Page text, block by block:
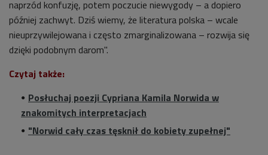
naprzód konfuzję, potem poczucie niewygody – a dopiero
później zachwyt. Dziś wiemy, że literatura polska – wcale
nieuprzywilejowana i często zmarginalizowana – rozwija się
dzięki podobnym darom".
Czytaj także:
Posłuchaj poezji Cypriana Kamila Norwida w
znakomitych interpretacjach
"Norwid cały czas tęsknił do kobiety zupełnej"